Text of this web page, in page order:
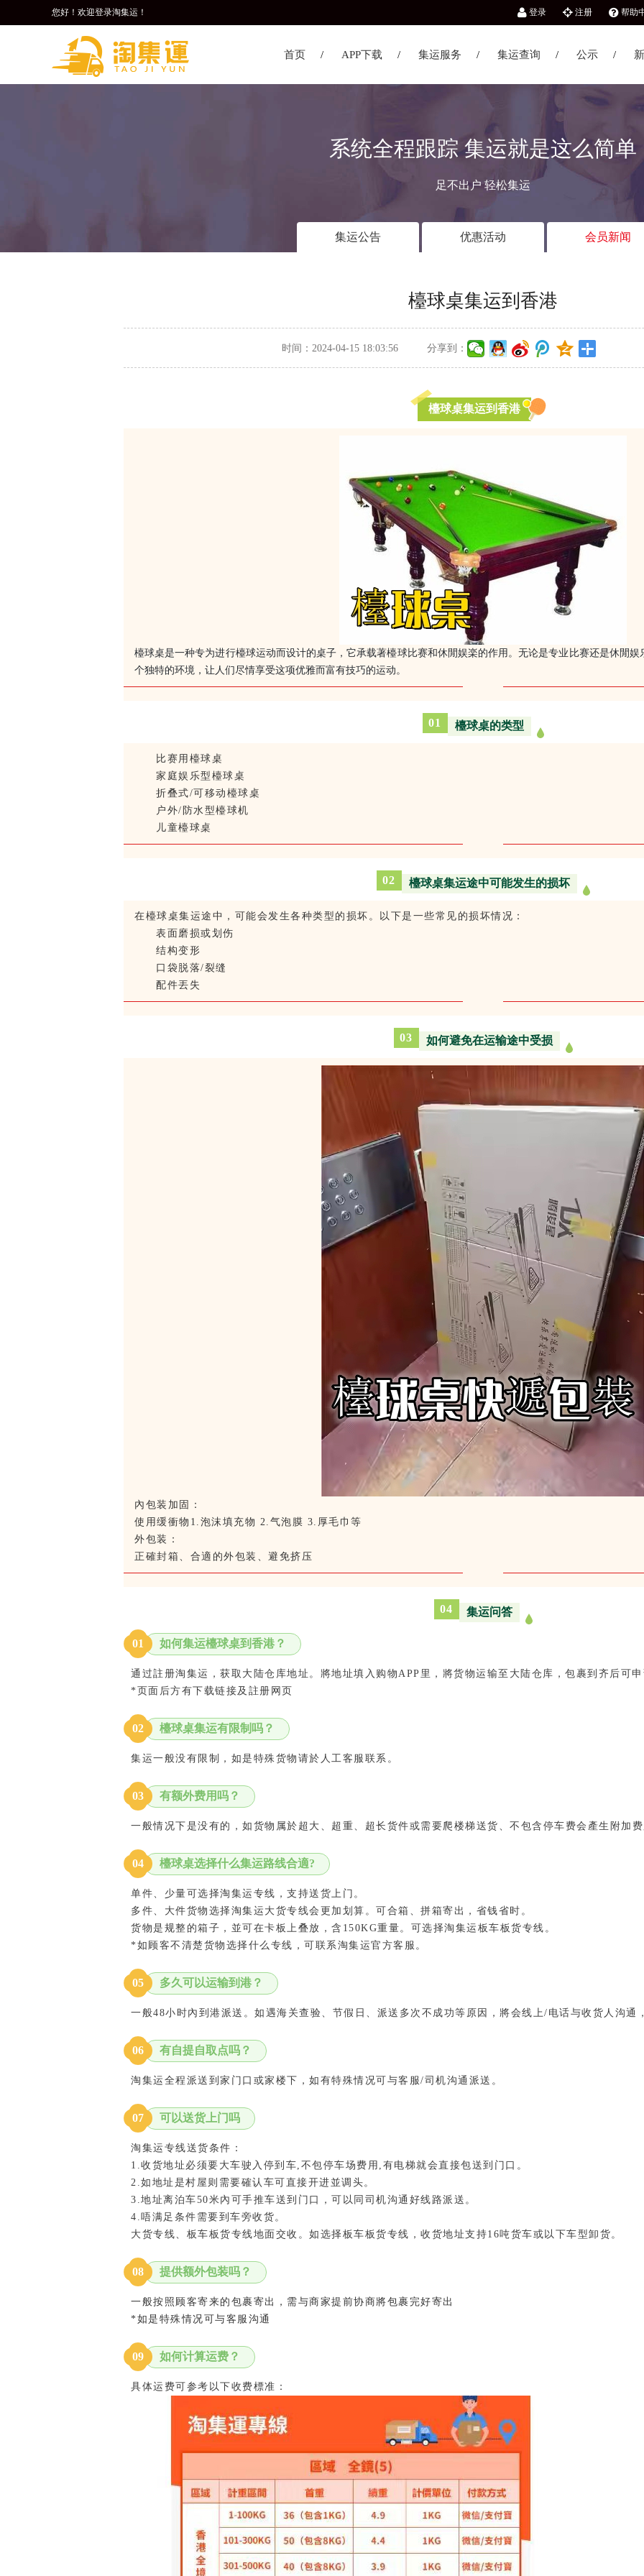
您好！欢迎登录淘集运！ 登录 注册 帮助
首页 APP下载 集运服务 集运查询 公示
系统全程跟踪 集运就是这么简单
足不出户 轻松集运
集运公告 优惠活动 会员新闻
檯球桌集运到香港
时间：2024-04-15 18:03:56 分享到：
檯球桌集运到香港
檯球桌是一种专为进行檯球运动而设计的桌子，它承载著檯球比赛和休閒娱楽的作用。无论是专业比赛还是休閒
个独特的环境，让人们尽情享受这项优雅而富有技巧的运动。
01 檯球桌的类型
比赛用檯球桌
家庭娱乐型檯球桌
折叠式/可移动檯球桌
户外/防水型檯球机
儿童檯球桌
02 檯球桌集运途中可能发生的损坏
在檯球桌集运途中，可能会发生各种类型的损坏。以下是一些常见的损坏情况：
表面磨损或划伤
结构变形
口袋脱落/裂缝
配件丟失
03 如何避免在运输途中受损
內包装加固：
使用缓衝物1.泡沫填充物 2.气泡膜 3.厚毛巾等
外包装：
正確封箱、合適的外包装、避免挤压
04 集运问答
01 如何集运檯球桌到香港？
通过註册淘集运，获取大陆仓库地址。將地址填入购物APP里，將货物运输至大陆仓库，包裹到齐后可申
*页面后方有下载链接及註册网页
02 檯球桌集运有限制吗？
集运一般没有限制，如是特殊货物请於人工客服联系。
03 有额外费用吗？
一般情况下是没有的，如货物属於超大、超重、超长货件或需要爬楼梯送货、不包含停车费会產生附加费
04 檯球桌选择什么集运路线合適?
单件、少量可选择淘集运专线，支持送货上门。
多件、大件货物选择淘集运大货专线会更加划算。可合箱、拼箱寄出，省钱省时。
货物是规整的箱子，並可在卡板上叠放，含150KG重量。可选择淘集运板车板货专线。
*如顾客不清楚货物选择什么专线，可联系淘集运官方客服。
05 多久可以运输到港？
一般48小时內到港派送。如遇海关查验、节假日、派送多次不成功等原因，將会线上/电话与收货人沟通
06 有自提自取点吗？
淘集运全程派送到家门口或家楼下，如有特殊情况可与客服/司机沟通派送。
07 可以送货上门吗
淘集运专线送货条件：
1.收货地址必须要大车驶入停到车,不包停车场费用,有电梯就会直接包送到门口。
2.如地址是村屋则需要確认车可直接开进並调头。
3.地址离泊车50米內可手推车送到门口，可以同司机沟通好线路派送。
4.唔满足条件需要到车旁收货。
大货专线、板车板货专线地面交收。如选择板车板货专线，收货地址支持16吨货车或以下车型卸货。
08 提供额外包装吗？
一般按照顾客寄来的包裹寄出，需与商家提前协商將包裹完好寄出
*如是特殊情况可与客服沟通
09 如何计算运费？
具体运费可参考以下收费標准：